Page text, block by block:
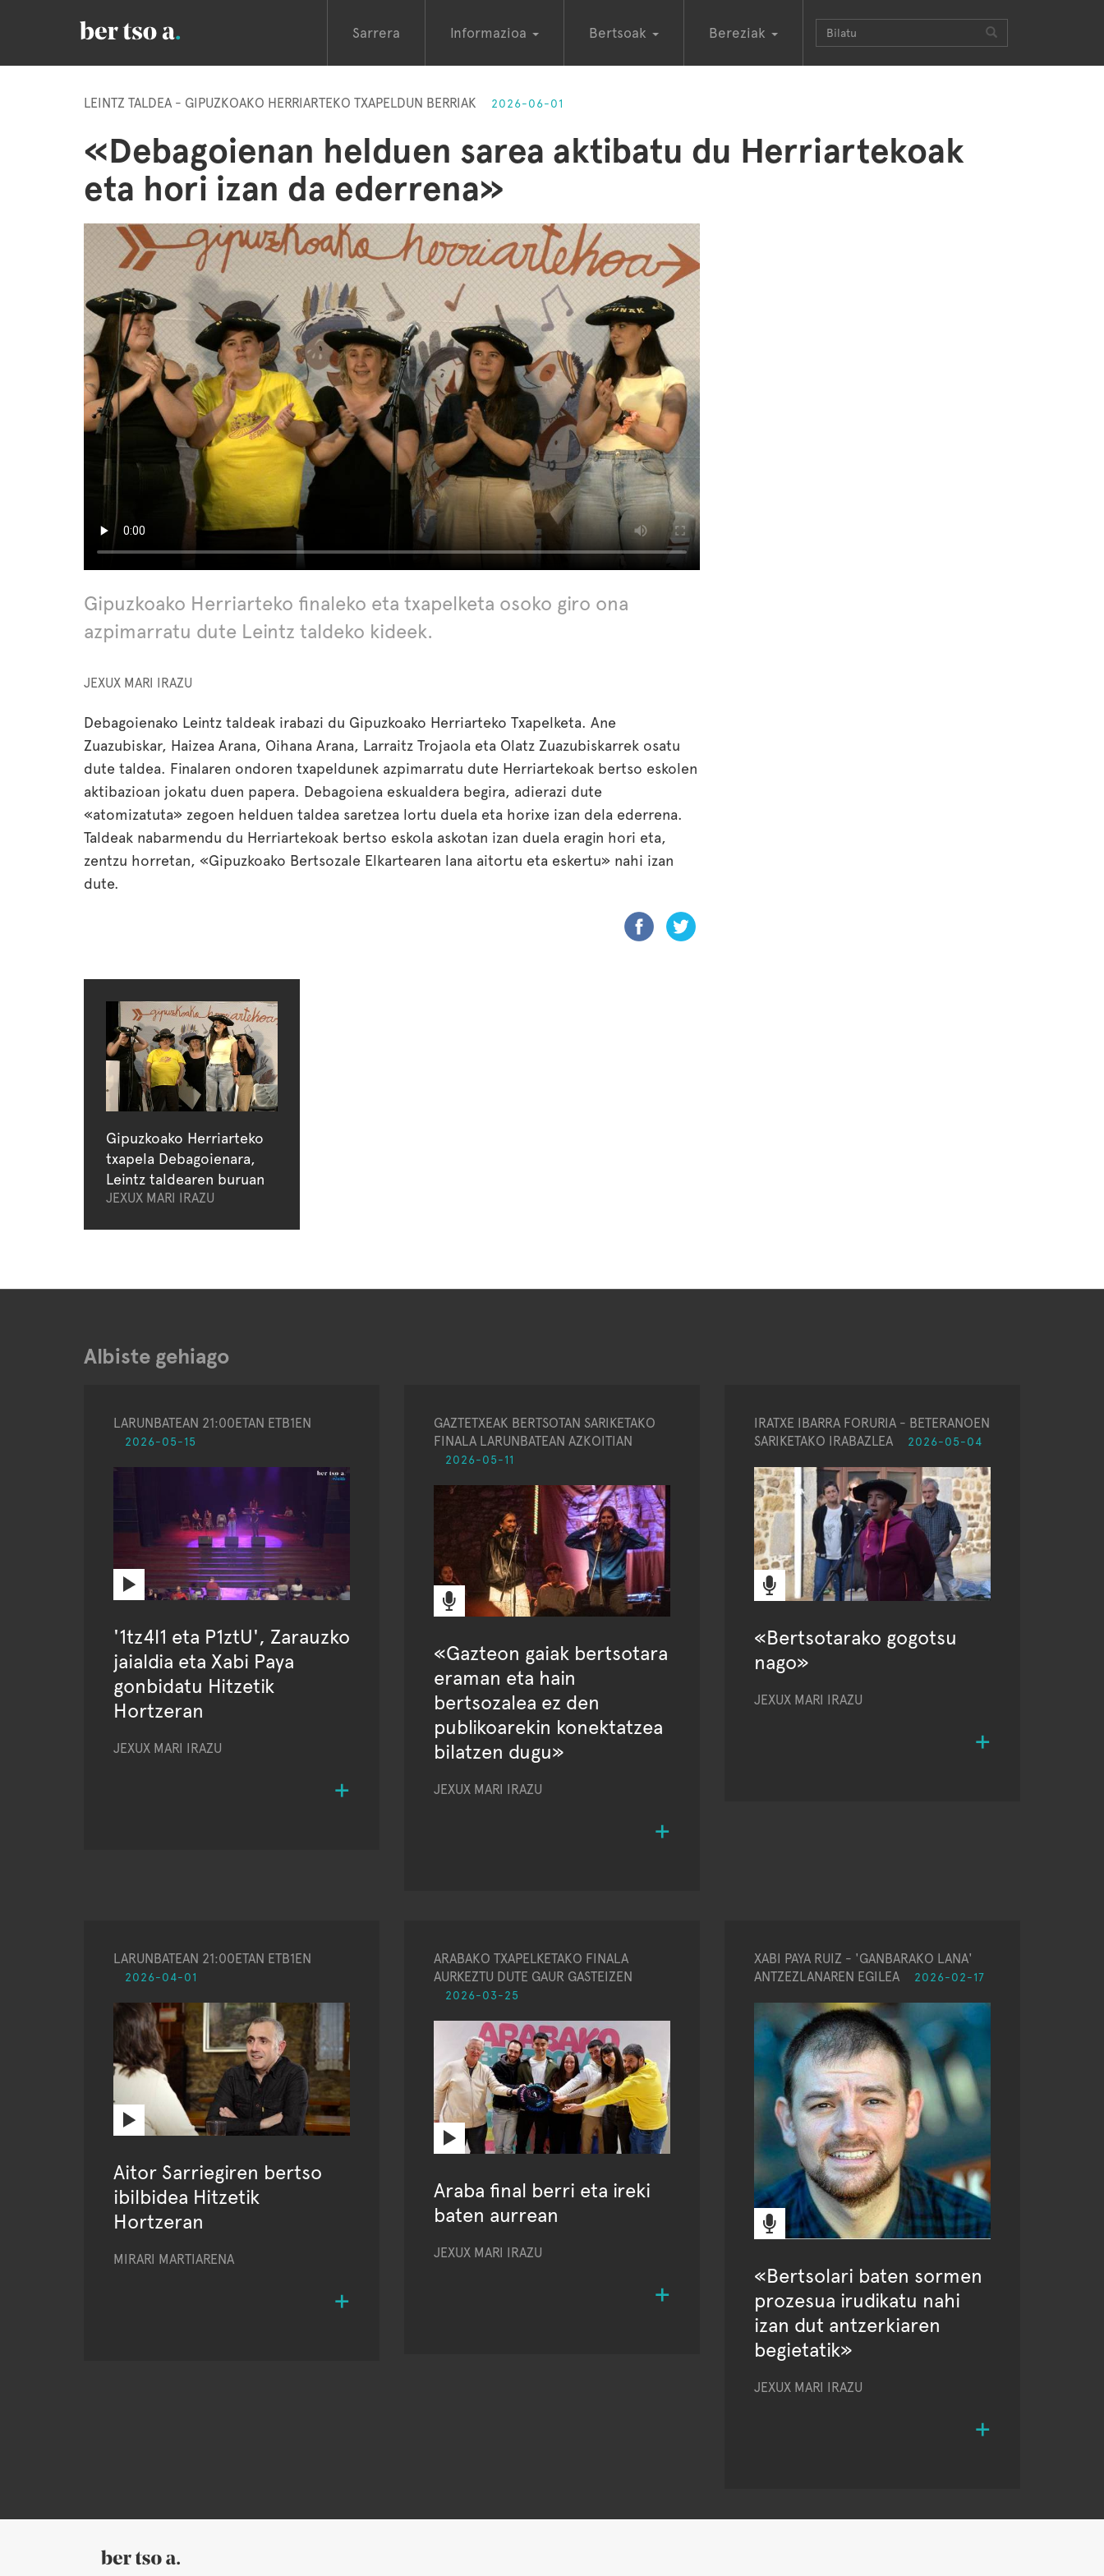
Sarrera Informazioa Bertsoak Bereziak
LEINTZ TALDEA - GIPUZKOAKO HERRIARTEKO TXAPELDUN BERRIAK 2026-06-01
«Debagoienan helduen sarea aktibatu du Herriartekoak
eta hori izan da ederrena»
Gipuzkoako Herriarteko finaleko eta txapelketa osoko giro ona
azpimarratu dute Leintz taldeko kideek.
JEXUX MARI IRAZU
Debagoienako Leintz taldeak irabazi du Gipuzkoako Herriarteko Txapelketa. Ane
Zuazubiskar, Haizea Arana, Oihana Arana, Larraitz Trojaola eta Olatz Zuazubiskarrek osatu
dute taldea. Finalaren ondoren txapeldunek azpimarratu dute Herriartekoak bertso eskolen
aktibazioan jokatu duen papera. Debagoiena eskualdera begira, adierazi dute
«atomizatuta» zegoen helduen taldea saretzea lortu duela eta horixe izan dela ederrena.
Taldeak nabarmendu du Herriartekoak bertso eskola askotan izan duela eragin hori eta,
zentzu horretan, «Gipuzkoako Bertsozale Elkartearen lana aitortu eta eskertu» nahi izan
dute.
Gipuzkoako Herriarteko
txapela Debagoienara,
Leintz taldearen buruan
JEXUX MARI IRAZU
Albiste gehiago
LARUNBATEAN 21:00ETAN ETB1EN
2026-05-15
'1tz4l1 eta P1ztU', Zarauzko
jaialdia eta Xabi Paya
gonbidatu Hitzetik
Hortzeran
JEXUX MARI IRAZU
GAZTETXEAK BERTSOTAN SARIKETAKO
FINALA LARUNBATEAN AZKOITIAN
2026-05-11
«Gazteon gaiak bertsotara
eraman eta hain
bertsozalea ez den
publikoarekin konektatzea
bilatzen dugu»
JEXUX MARI IRAZU
IRATXE IBARRA FORURIA - BETERANOEN
SARIKETAKO IRABAZLEA
2026-05-04
«Bertsotarako gogotsu
nago»
JEXUX MARI IRAZU
LARUNBATEAN 21:00ETAN ETB1EN
2026-04-01
Aitor Sarriegiren bertso
ibilbidea Hitzetik
Hortzeran
MIRARI MARTIARENA
ARABAKO TXAPELKETAKO FINALA
AURKEZTU DUTE GAUR GASTEIZEN
2026-03-25
Araba final berri eta ireki
baten aurrean
JEXUX MARI IRAZU
XABI PAYA RUIZ - 'GANBARAKO LANA'
ANTZEZLANAREN EGILEA
2026-02-17
«Bertsolari baten sormen
prozesua irudikatu nahi
izan dut antzerkiaren
begietatik»
JEXUX MARI IRAZU